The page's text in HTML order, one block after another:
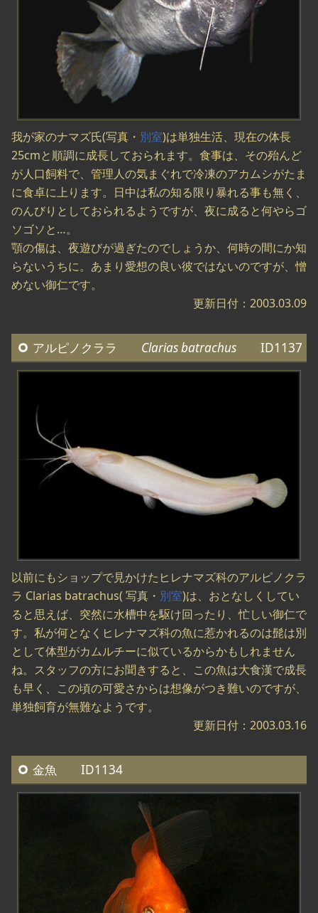
我が家のナマズ氏(写真・ 別室)は単独生活、現在の体長
25cmと順調に成長しておられます。食事は、その殆んど
が人口飼料で、管理人の気まぐれで冷凍のアカムシがたま
に食卓に上ります。日中は私の知る限り暴れる事も無く、
のんびりとしておられるようですが、夜に成ると何やらゴ
ソゴソと…。
顎の傷は、夜遊びが過ぎたのでしょうか、何時の間にか知
らないうちに。あまり愛想の良い彼ではないのですが、憎
めない御仁です。
更新日付：2003.03.09
アルピノクララ Clarias batrachus ID1137
以前にもショップで見かけたヒレナマズ科のアルピノクラ
ラ Clarias batrachus( 写真・ 別室)は、おとなしくしてい
ると思えば、突然に水槽中を駆け回ったり、忙しい御仁で
す。私が何となくヒレナマズ科の魚に惹かれるのは髭は別
として体型がカムルチーに似ているからかもしれません
ね。スタッフの方にお聞きすると、この魚は大食漢で成長
も早く、この頃の可愛さからは想像がつき難いのですが、
単独飼育が無難なようです。
更新日付：2003.03.16
金魚 ID1134